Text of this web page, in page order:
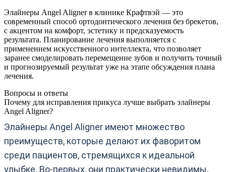
Элайнеры Angel Aligner в клинике Крафтвэй — это
современный способ ортодонтического лечения без брекетов,
с акцентом на комфорт, эстетику и предсказуемость
результата. Планирование лечения выполняется с
применением искусственного интеллекта, что позволяет
заранее смоделировать перемещение зубов и получить точный
и прогнозируемый результат уже на этапе обсуждения плана
лечения.
Вопросы и ответы
Почему для исправления прикуса лучше выбрать элайнеры
Angel Aligner?
Элайнеры Angel Aligner имеют множество
преимуществ, которые делают их фаворитом
среди пациентов, стремящихся к идеальной
улыбке. Во-первых, они практически невидимы,